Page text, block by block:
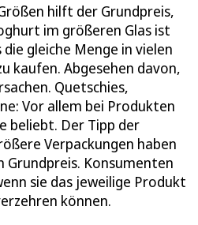
hilft der Grundpreis,
im größeren Glas ist
gleiche Menge in vielen
kaufen. Abgesehen davon,
Quetschies,
Vor allem bei Produkten
beliebt. Der Tipp der
Verpackungen haben
Konsumenten
sie das jeweilige Produkt
können.